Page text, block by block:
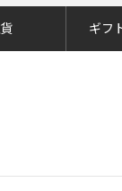
ギフ